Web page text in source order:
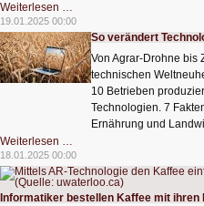
Weiterlesen …
Tankstelle
hebt
Ladeinfrastruktur
in
die
Megawatt-
Klasse
19.01.2025 00:00
So verändert
Von Agrar-Drohne bis
technischen
10 Betrieben
Technologien. 7
Ernährung und
Weiterlesen …
verändert
Technologie
Landwirtschaft
und
Ernährung
18.01.2025 00:00
Informatiker bestellen Kaffee mit ihren